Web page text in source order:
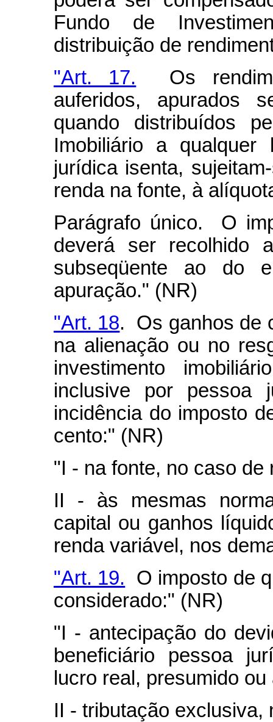
Fundo de
distribuição de
"Art. 17. Os
auferidos, apurados
quando distribuídos
Imobiliário a qualquer
jurídica isenta,
renda na fonte, à
Parágrafo único. O
deverá ser recolhido
subseqüente ao do
apuração." (NR)
"Art. 18. Os ganhos de
na alienação ou no
investimento
inclusive por pessoa
incidência do imposto
cento:" (NR)
"I - na fonte, no caso de
II - às mesmas
capital ou ganhos
renda variável, nos
"Art. 19. O imposto de
considerado:" (NR)
"I - antecipação do
beneficiário pessoa
lucro real, presumido
II - tributação exclusiva,